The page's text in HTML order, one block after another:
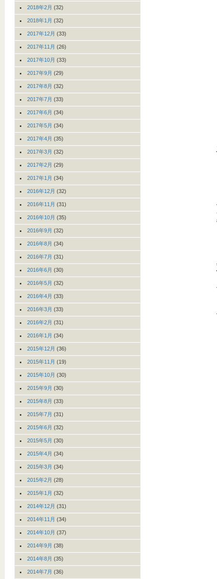
2018年2月 (32)
2018年1月 (32)
2017年12月 (33)
2017年11月 (26)
2017年10月 (33)
2017年9月 (29)
2017年8月 (32)
2017年7月 (33)
2017年6月 (34)
2017年5月 (34)
2017年4月 (35)
2017年3月 (32)
2017年2月 (29)
2017年1月 (34)
2016年12月 (32)
2016年11月 (31)
2016年10月 (35)
2016年9月 (32)
2016年8月 (34)
2016年7月 (31)
2016年6月 (30)
2016年5月 (32)
2016年4月 (33)
2016年3月 (33)
2016年2月 (31)
2016年1月 (34)
2015年12月 (36)
2015年11月 (19)
2015年10月 (30)
2015年9月 (30)
2015年8月 (33)
2015年7月 (31)
2015年6月 (32)
2015年5月 (30)
2015年4月 (34)
2015年3月 (34)
2015年2月 (28)
2015年1月 (32)
2014年12月 (31)
2014年11月 (34)
2014年10月 (37)
2014年9月 (38)
2014年8月 (35)
2014年7月 (36)